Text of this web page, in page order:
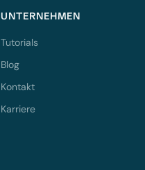
UNTERNEHMEN
Tutorials
Blog
Kontakt
Karriere